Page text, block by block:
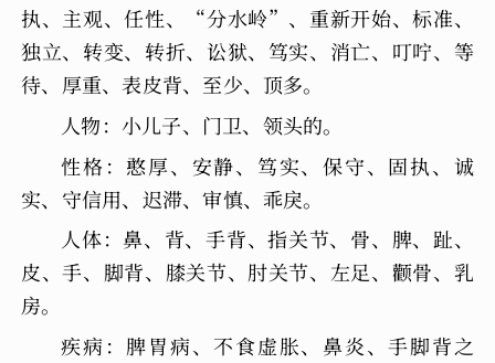
执、主观、任性、“分水岭”、重新开始、标准、
独立、转变、转折、讼狱、笃实、消亡、叮咛、等
待、厚重、表皮背、至少、顶多。
人物：小儿子、门卫、领头的。
性格：憨厚、安静、笃实、保守、固执、诚
实、守信用、迟滞、审慎、乖戾。
人体：鼻、背、手背、指关节、骨、脾、趾、
皮、手、脚背、膝关节、肘关节、左足、颧骨、乳
房。
疾病：脾胃病、不食虚胀、鼻炎、手脚背之